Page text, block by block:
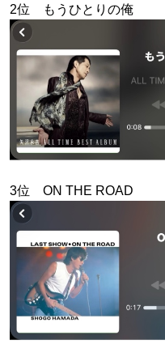
2位 もうひとりの俺
3位 ON THE ROAD